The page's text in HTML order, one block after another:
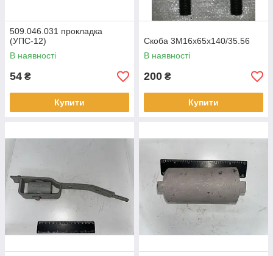
509.046.031 прокладка
(УПС-12)
В наявності
54 ₴
Купити
Скоба 3М16х65х140/35.56
В наявності
200 ₴
Купити